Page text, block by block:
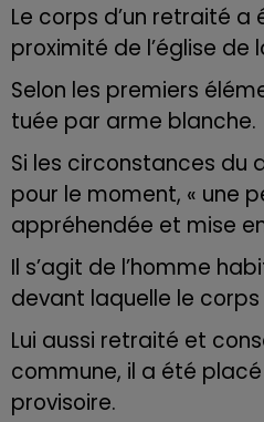
Le corps d’un retraité
proximité de l’église de
Selon les premiers
tuée par arme blanche.
Si les circonstances du
pour le moment, « une
appréhendée et mise
Il s’agit de l’homme
devant laquelle le
Lui aussi retraité et
commune, il a été
provisoire.